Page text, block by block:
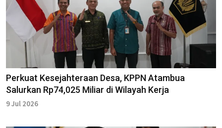
Perkuat Kesejahteraan Desa, KPPN Atambua
Salurkan Rp74,025 Miliar di Wilayah Kerja
9 Jul 2026